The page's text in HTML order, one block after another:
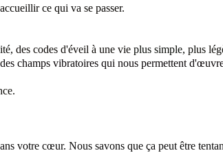
ce qui va se passer.
des codes d'éveil à une vie plus simple, plus
champs vibratoires qui nous permettent d
votre cœur. Nous savons que ça peut être